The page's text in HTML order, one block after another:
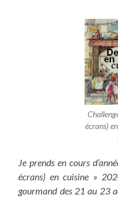
écrans)
Je prends en cours
écrans) en cuisine »
gourmand des 21 au 23